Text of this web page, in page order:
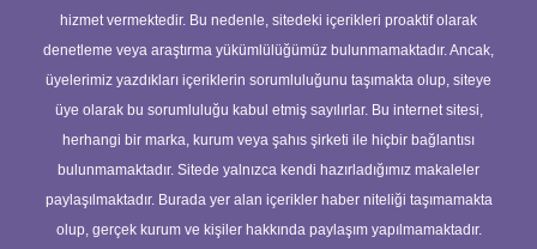
hizmet vermektedir. Bu nedenle, sitedeki içerikleri proaktif olarak
denetleme veya araştırma yükümlülüğümüz bulunmamaktadır. Ancak,
üyelerimiz yazdıkları içeriklerin sorumluluğunu taşımakta olup, siteye
üye olarak bu sorumluluğu kabul etmiş sayılırlar. Bu internet sitesi,
herhangi bir marka, kurum veya şahıs şirketi ile hiçbir bağlantısı
bulunmamaktadır. Sitede yalnızca kendi hazırladığımız makaleler
paylaşılmaktadır. Burada yer alan içerikler haber niteliği taşımamakta
olup, gerçek kurum ve kişiler hakkında paylaşım yapılmamaktadır.